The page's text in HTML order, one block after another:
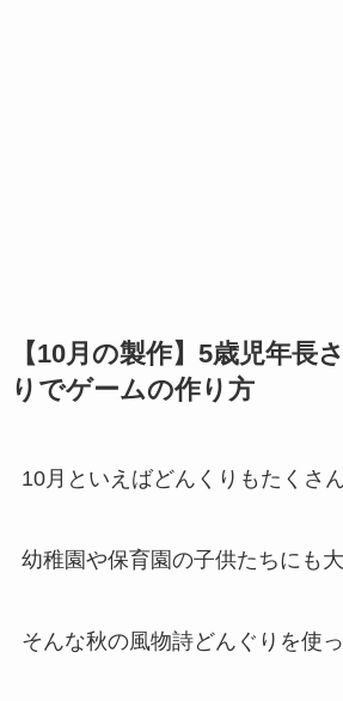
【10月の製作】5歳児年長
りでゲームの作り方
10月といえばどんくりもたくさ
幼稚園や保育園の子供たちにも大
そんな秋の風物詩どんぐりを使